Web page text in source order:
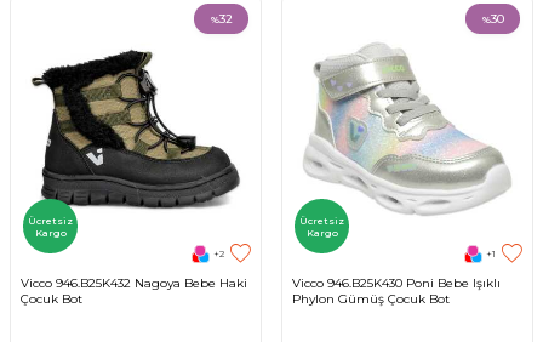
%32
Ücretsiz
Kargo
+2
Vicco 946.B25K432 Nagoya Bebe Haki
Çocuk Bot
%30
Ücretsiz
Kargo
+1
Vicco 946.B25K430 Poni Bebe Işıklı
Phylon Gümüş Çocuk Bot